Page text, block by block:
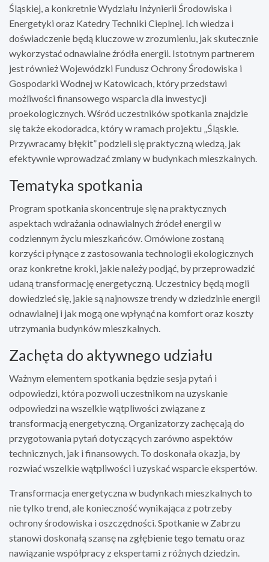
Śląskiej, a konkretnie Wydziału Inżynierii Środowiska i
Energetyki oraz Katedry Techniki Cieplnej. Ich wiedza i
doświadczenie będą kluczowe w zrozumieniu, jak skutecznie
wykorzystać odnawialne źródła energii. Istotnym partnerem
jest również Wojewódzki Fundusz Ochrony Środowiska i
Gospodarki Wodnej w Katowicach, który przedstawi
możliwości finansowego wsparcia dla inwestycji
proekologicznych. Wśród uczestników spotkania znajdzie
się także ekodoradca, który w ramach projektu „Śląskie.
Przywracamy błękit” podzieli się praktyczną wiedzą, jak
efektywnie wprowadzać zmiany w budynkach mieszkalnych.
Tematyka spotkania
Program spotkania skoncentruje się na praktycznych
aspektach wdrażania odnawialnych źródeł energii w
codziennym życiu mieszkańców. Omówione zostaną
korzyści płynące z zastosowania technologii ekologicznych
oraz konkretne kroki, jakie należy podjąć, by przeprowadzić
udaną transformację energetyczną. Uczestnicy będą mogli
dowiedzieć się, jakie są najnowsze trendy w dziedzinie energii
odnawialnej i jak mogą one wpłynąć na komfort oraz koszty
utrzymania budynków mieszkalnych.
Zachęta do aktywnego udziału
Ważnym elementem spotkania będzie sesja pytań i
odpowiedzi, która pozwoli uczestnikom na uzyskanie
odpowiedzi na wszelkie wątpliwości związane z
transformacją energetyczną. Organizatorzy zachęcają do
przygotowania pytań dotyczących zarówno aspektów
technicznych, jak i finansowych. To doskonała okazja, by
rozwiać wszelkie wątpliwości i uzyskać wsparcie ekspertów.
Transformacja energetyczna w budynkach mieszkalnych to
nie tylko trend, ale konieczność wynikająca z potrzeby
ochrony środowiska i oszczędności. Spotkanie w Zabrzu
stanowi doskonałą szansę na zgłębienie tego tematu oraz
nawiązanie współpracy z ekspertami z różnych dziedzin.